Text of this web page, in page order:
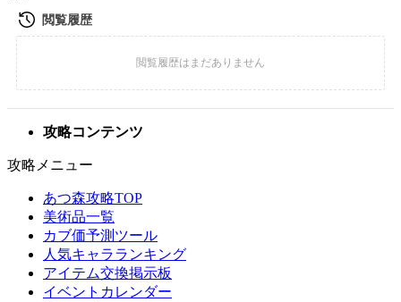
攻略コンテンツ
攻略メニュー
あつ森攻略TOP
美術品一覧
カブ価予測ツール
人気キャラランキング
アイテム交換掲示板
イベントカレンダー